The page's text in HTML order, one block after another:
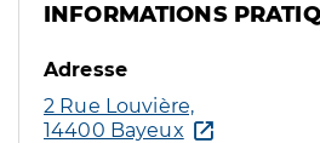
INFORMATIONS
Adresse
2 Rue Louvière,
14400 Bayeux